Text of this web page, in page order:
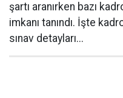
şartı aranırken bazı
imkanı tanındı. İşte
sınav detayları...